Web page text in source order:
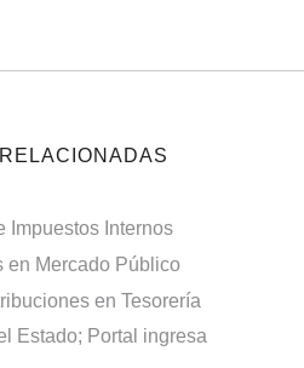
Impuestos Internos
en Mercado Público
en Tesorería
Estado; Portal ingresa